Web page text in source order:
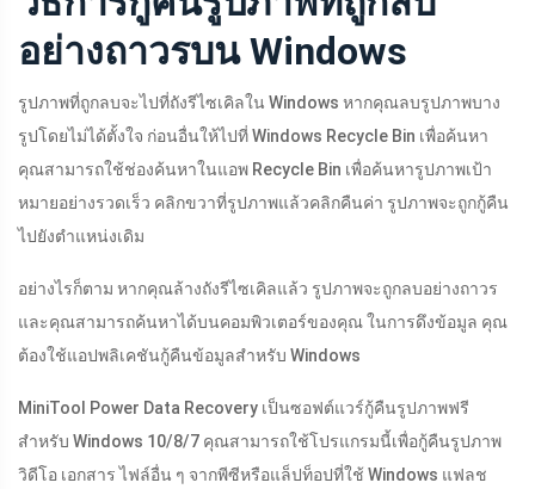
อย่างถาวรบน Windows
รูปภาพที่ถูกลบจะไปที่ถังรีไซเคิลใน Windows หากคุณลบรูปภาพบาง
รูปโดยไม่ได้ตั้งใจ ก่อนอื่นให้ไปที่ Windows Recycle Bin เพื่อค้นหา
คุณสามารถใช้ช่องค้นหาในแอพ Recycle Bin เพื่อค้นหารูปภาพเป้า
หมายอย่างรวดเร็ว คลิกขวาที่รูปภาพแล้วคลิกคืนค่า รูปภาพจะถูกกู้คืน
ไปยังตำแหน่งเดิม
อย่างไรก็ตาม หากคุณล้างถังรีไซเคิลแล้ว รูปภาพจะถูกลบอย่างถาวร
และคุณสามารถค้นหาได้บนคอมพิวเตอร์ของคุณ ในการดึงข้อมูล คุณ
ต้องใช้แอปพลิเคชันกู้คืนข้อมูลสำหรับ Windows
MiniTool Power Data Recovery เป็นซอฟต์แวร์กู้คืนรูปภาพฟรี
สำหรับ Windows 10/8/7 คุณสามารถใช้โปรแกรมนี้เพื่อกู้คืนรูปภาพ
วิดีโอ เอกสาร ไฟล์อื่น ๆ จากพีซีหรือแล็ปท็อปที่ใช้ Windows แฟลช